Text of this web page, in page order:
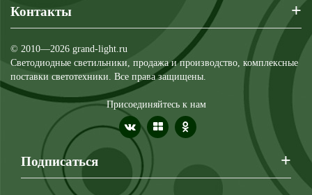
Контакты +
© 2010—2026 grand-light.ru
Светодиодные светильники, продажа и производство, комплексные
поставки светотехники. Все права защищены.
Присоединяйтесь к нам
Подписаться +